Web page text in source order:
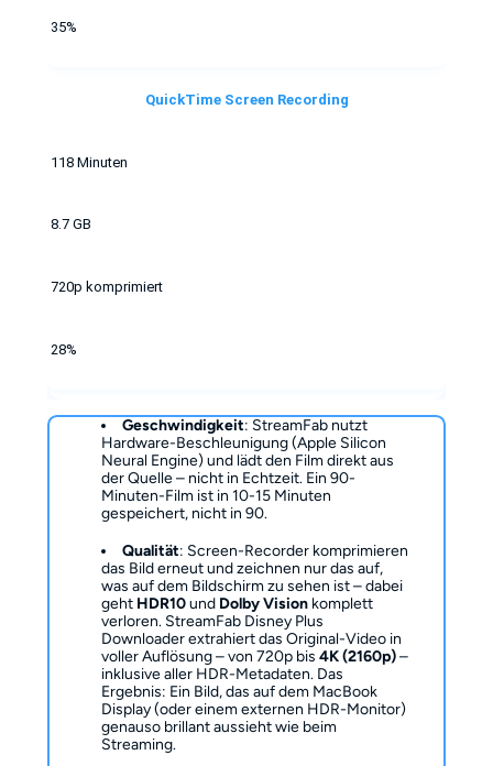
35%
QuickTime Screen Recording
118 Minuten
8.7 GB
720p komprimiert
28%
Geschwindigkeit: StreamFab nutzt
Hardware-Beschleunigung (Apple Silicon
Neural Engine) und lädt den Film direkt aus
der Quelle – nicht in Echtzeit. Ein 90-
Minuten-Film ist in 10-15 Minuten
gespeichert, nicht in 90.
Qualität: Screen-Recorder komprimieren
das Bild erneut und zeichnen nur das auf,
was auf dem Bildschirm zu sehen ist – dabei
geht HDR10und Dolby Vision komplett
verloren. StreamFab Disney Plus
Downloader extrahiert das Original-Video in
voller Auflösung – von 720p bis4K (2160p)–
inklusive aller HDR-Metadaten. Das
Ergebnis: Ein Bild, das auf dem MacBook
Display (oder einem externen HDR-Monitor)
genauso brillant aussieht wie beim
Streaming.